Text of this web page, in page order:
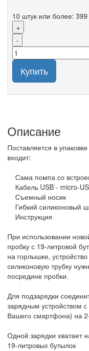
10 штук или более:
+
-
Купить
Описание
Поставляется в
входит:
Сама помпа со
Кабель USB - micro-
Съемный носик
Гибкий силиконовый
Инструкция
При использовании
пробку с 19-литровой
на горлышке,
силиконовую трубку
посредине пробки.
Для подзарядки
зарядным устройством
Вашего смартфона) на
Одной зарядки хватает
19-литровых бутылок